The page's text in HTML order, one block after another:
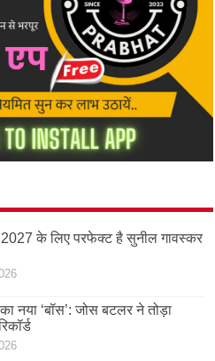
के लिए परफेक्ट है सुनील गावस्कर
नया ‘बॉस’: जोस बटलर ने तोड़ा